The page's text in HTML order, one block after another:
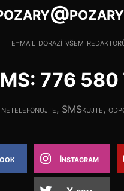
e-mail dorazí všem
776 580
netelefonujte, SMSkujte,
Instagram